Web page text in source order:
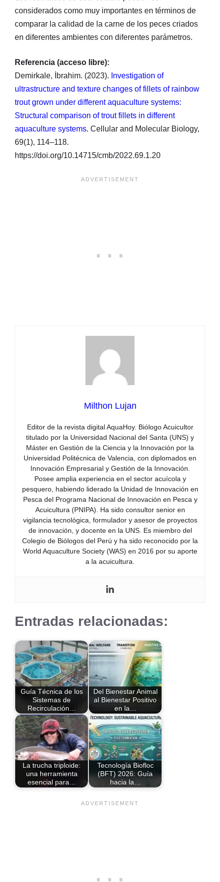
considerados como muy importantes en términos de
comparar la calidad de la carne de los peces criados
en diferentes ambientes con diferentes parámetros.
Referencia (acceso libre):
Demirkale, İbrahim. (2023). Investigation of
ultrastructure and texture changes of fillets of rainbow
trout grown under different aquaculture systems:
Structural comparison of trout fillets in different
aquaculture systems. Cellular and Molecular Biology,
69(1), 114–118.
https://doi.org/10.14715/cmb/2022.69.1.20
Milthon Lujan
Editor de la revista digital AquaHoy. Biólogo Acuicultor
titulado por la Universidad Nacional del Santa (UNS) y
Máster en Gestión de la Ciencia y la Innovación por la
Universidad Politécnica de Valencia, con diplomados en
Innovación Empresarial y Gestión de la Innovación.
Posee amplia experiencia en el sector acuícola y
pesquero, habiendo liderado la Unidad de Innovación en
Pesca del Programa Nacional de Innovación en Pesca y
Acuicultura (PNIPA). Ha sido consultor senior en
vigilancia tecnológica, formulador y asesor de proyectos
de innovación, y docente en la UNS. Es miembro del
Colegio de Biólogos del Perú y ha sido reconocido por la
World Aquaculture Society (WAS) en 2016 por su aporte
a la acuicultura.
Entradas relacionadas:
Guía Técnica de los
Sistemas de
Recirculación…
Del Bienestar Animal
al Bienestar Positivo
en la…
La trucha triploide:
una herramienta
esencial para…
Tecnología Biofloc
(BFT) 2026: Guía
hacia la…